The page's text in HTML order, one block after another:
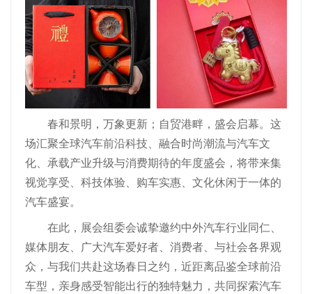
春和景明，万象更新；自贸港畔，盛会启幕。这
场汇聚全球汽车前沿科技、融合时尚潮流与汽车文
化、承载产业升级与消费期待的年度盛会，将带来集
视觉享受、科技体验、购车实惠、文化休闲于一体的
汽车盛宴。
在此，展会组委会诚挚邀约中外汽车行业同仁、
媒体朋友、广大汽车爱好者、消费者、与社会各界观
众，与我们共赴这场春日之约，近距离品鉴全球前沿
车型，亲身感受智能出行的独特魅力，共同探索汽车